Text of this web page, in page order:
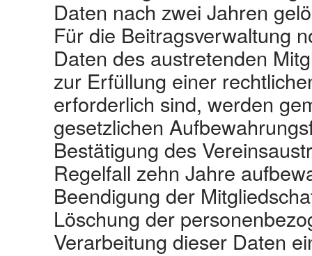
Daten nach zwei Jahren
Für die Beitragsverwaltung
Daten des austretenden
zur Erfüllung einer
erforderlich sind, werden
gesetzlichen
Bestätigung des
Regelfall zehn Jahre
Beendigung der
Löschung der
Verarbeitung dieser Daten